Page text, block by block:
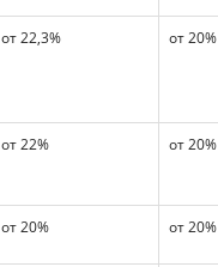
от 22,3% от 20%
от 22% от 20%
от 20% от 20%